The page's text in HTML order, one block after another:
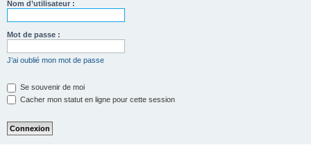
Nom d’utilisateur :
Mot de passe :
J’ai oublié mon mot de passe
Se souvenir de moi
Cacher mon statut en ligne pour cette session